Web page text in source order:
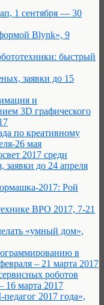
1 сентября — 30
Blynk», 9
быстрый
заявки до 15
и
3D графического
по креативному
26 мая
2017 среди
заявки до 24 апреля
2017: Рой
ВРО 2017, 7-21
«умный дом»,
в
– 21 марта 2017
роботов
16 марта 2017
2017 года»,